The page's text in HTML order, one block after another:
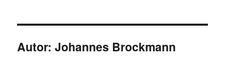
Autor:Johannes Brockmann